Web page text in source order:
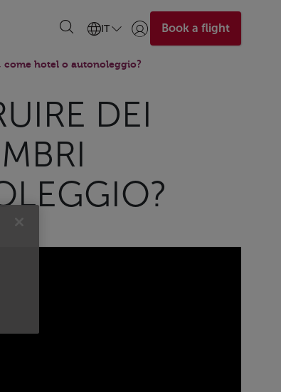
IT Accedi | Unisciti)
Book a flight
hotel o autonoleggio?
DEI